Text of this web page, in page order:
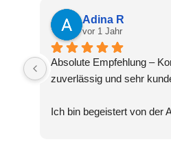
Adina R
vor 1 Jahr
Absolute Empfehlung –
zuverlässig und sehr
Ich bin begeistert von der